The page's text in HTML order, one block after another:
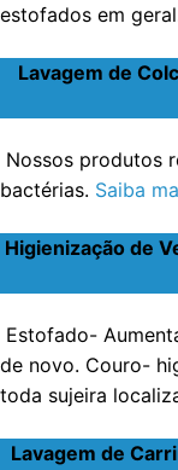
estofados em
Lavagem de
Nossos produtos
bactérias. Saiba
Higienização de
Estofado-
de novo. Couro-
toda sujeira
Lavagem de